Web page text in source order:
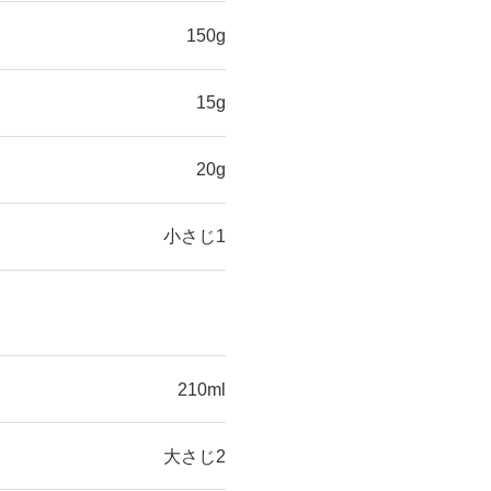
150g
15g
20g
小さじ1
210ml
大さじ2